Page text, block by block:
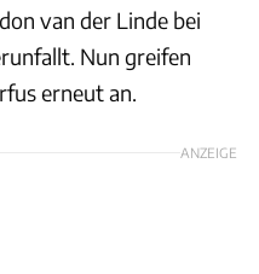
van der Linde bei
Nun greifen
erneut an.
ANZEIGE